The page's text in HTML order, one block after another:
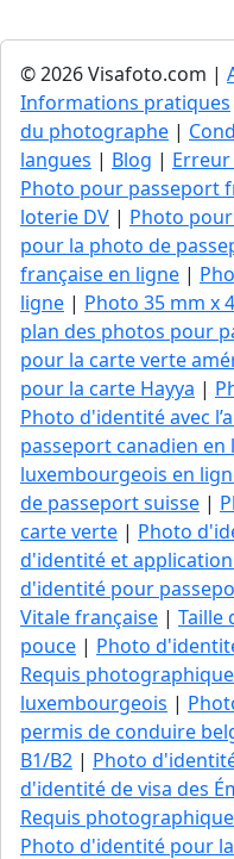
© 2026 Visafoto.com |
Informations pratiques
du photographe |
langues | Blog | Erreur
Photo pour passeport
loterie DV | Photo
pour la photo de
française en ligne |
ligne | Photo 35 mm x
plan des photos pour
pour la carte verte
pour la carte Hayya |
Photo d'identité avec
passeport canadien en
luxembourgeois en
de passeport suisse |
carte verte | Photo
d'identité et
d'identité pour
Vitale française | Taille
pouce | Photo
Requis
luxembourgeois |
permis de conduire
B1/B2 | Photo
d'identité de visa des
Requis
Photo d'identité pour